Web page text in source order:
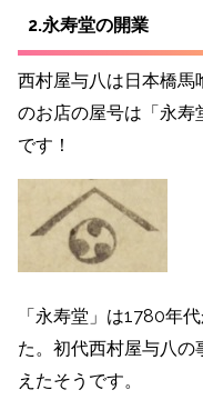
2.永寿堂の開業
西村屋与八は日本橋馬
のお店の屋号は「永寿
です！
「永寿堂」は1780年
た。初代西村屋与八
えたそうです。